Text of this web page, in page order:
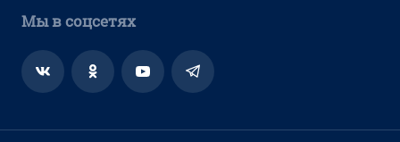
Мы в соцсетях